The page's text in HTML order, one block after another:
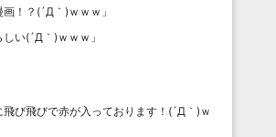
画！？(´Д｀)ｗｗｗ 」
しい(´Д｀)ｗｗｗ 」
飛び飛びで赤が入っております！(´Д｀)ｗ